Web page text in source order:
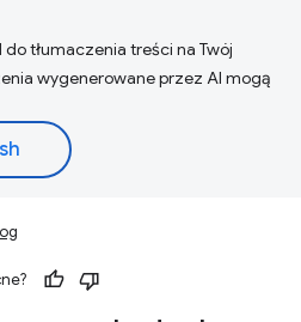
tłumaczenia treści na Twój
wygenerowane przez AI mogą